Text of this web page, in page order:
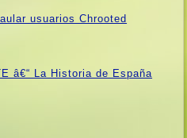
usuarios Chrooted
â€“ La Historia de España